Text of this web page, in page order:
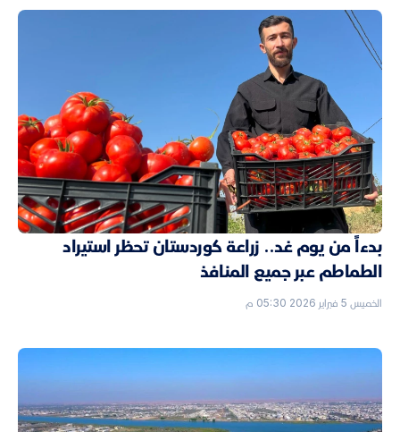
بدءاً من يوم غد.. زراعة كوردستان تحظر استيراد
الطماطم عبر جميع المنافذ
الخميس 5 فبراير 2026 05:30 م